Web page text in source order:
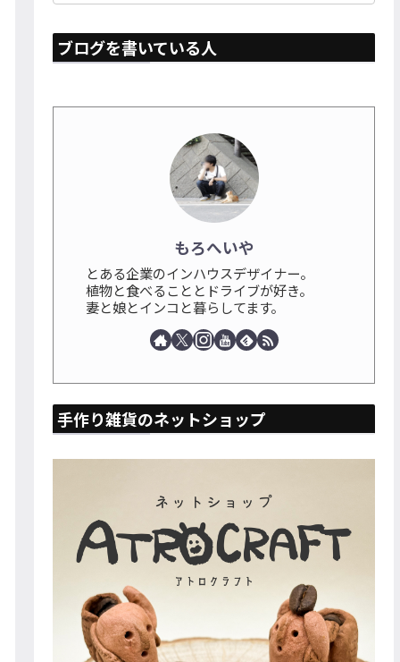
ブログを書いている人
もろへいや
とある企業のインハウスデザイナー。
植物と食べることとドライブが好き。
妻と娘とインコと暮らしてます。
手作り雑貨のネットショップ